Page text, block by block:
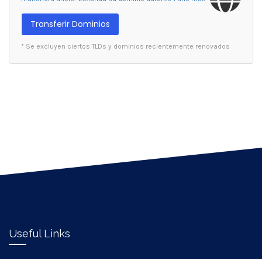
Transferir Dominios
* Se excluyen ciertos TLDs y dominios recientemente renovados
Useful Links